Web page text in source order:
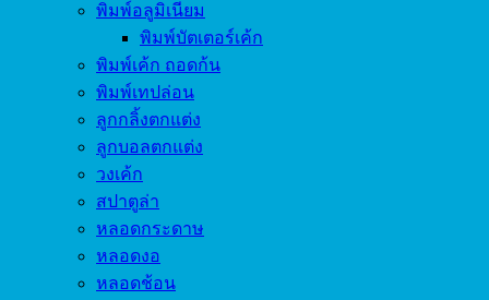
พิมพ์อลูมิเนียม
พิมพ์บัตเตอร์เค้ก
พิมพ์เค้ก ถอดก้น
พิมพ์เทปล่อน
ลูกกลิ้งตกแต่ง
ลูกบอลตกแต่ง
วงเค้ก
สปาตูล่า
หลอดกระดาษ
หลอดงอ
หลอดช้อน